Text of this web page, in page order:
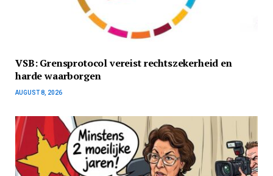
VSB: Grensprotocol vereist rechtszekerheid en
harde waarborgen
AUGUST 8, 2026